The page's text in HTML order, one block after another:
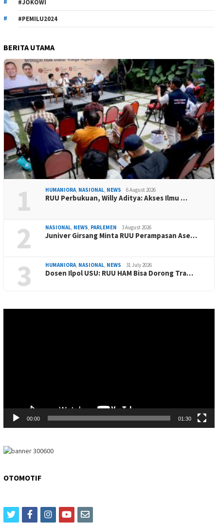
#JOKOWI
#PEMILU2024
BERITA UTAMA
1 HUMANIORA, NASIONAL, NEWS 6 August 2026
RUU Perbukuan, Willy Aditya: Akses Ilmu …
2 NASIONAL, NEWS, PARLEMEN 3 August 2026
Juniver Girsang Minta RUU Perampasan Ase…
3 HUMANIORA, NASIONAL, NEWS 31 July 2026
Dosen Ilpol USU: RUU HAM Bisa Dorong Tra…
00:00 01:30
OTOMOTIF
twitterfacebookinstagram
youtubeemail